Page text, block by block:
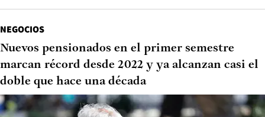
NEGOCIOS
Nuevos pensionados en el primer semestre
marcan récord desde 2022 y ya alcanzan casi el
doble que hace una década